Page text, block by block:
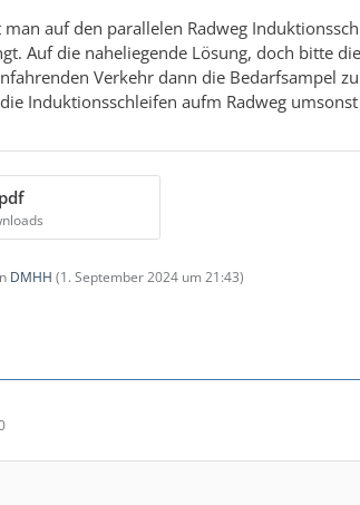
man auf den parallelen Radweg
Auf die naheliegende Lösung, doch bitte
Verkehr dann die Bedarfsampel
Induktionsschleifen aufm Radweg umsonst
DMHH (1. September 2024 um 21:43)